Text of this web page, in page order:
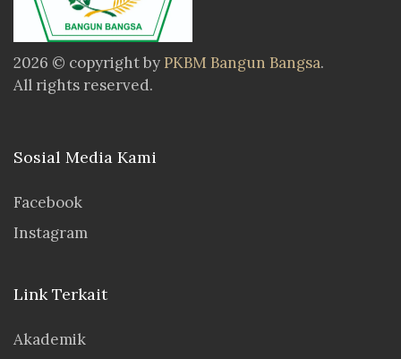
2026 © copyright by PKBM Bangun Bangsa.
All rights reserved.
Sosial Media Kami
Facebook
Instagram
Link Terkait
Akademik